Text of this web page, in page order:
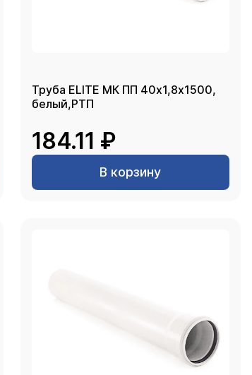
Труба ELITE МК ПП 40х1,8х1500,
белый,РТП
184.11 ₽
В корзину